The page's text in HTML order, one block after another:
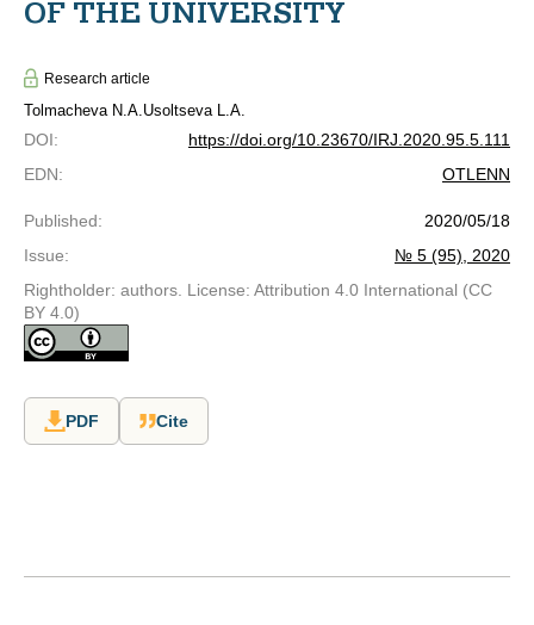
OF THE UNIVERSITY
Research article
Tolmacheva N.A.Usoltseva L.A.
DOI:
https://doi.org/10.23670/IRJ.2020.95.5.111
EDN: OTLENN
Published:
2020/05/18
Issue:
№ 5 (95), 2020
Rightholder: authors. License: Attribution 4.0 International (CC
BY 4.0)
PDF Cite